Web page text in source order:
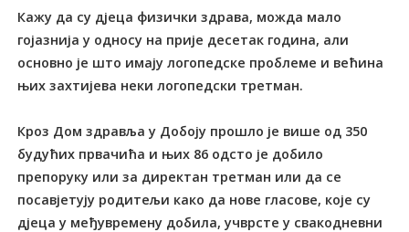
Кажу да су дјеца физички здрава, можда мало
гојазнија у односу на прије десетак година, али
основно је што имају логопедске проблеме и већина
њих захтијева неки логопедски третман.
Кроз Дом здравља у Добоју прошло је више од 350
будућих првачића и њих 86 одсто је добило
препоруку или за директан третман или да се
посавјетују родитељи како да нове гласове, које су
дјеца у међувремену добила, учврсте у свакодневни